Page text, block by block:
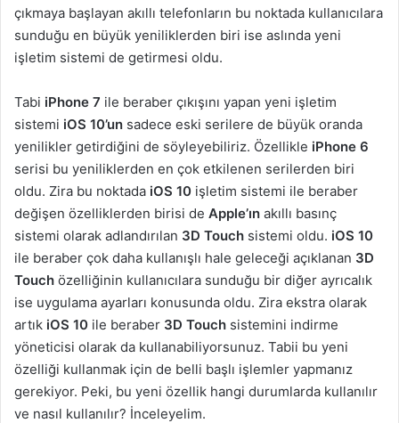
çıkmaya başlayan akıllı telefonların bu noktada kullanıcılara
sunduğu en büyük yeniliklerden biri ise aslında yeni
işletim sistemi de getirmesi oldu.
Tabi iPhone 7 ile beraber çıkışını yapan yeni işletim
sistemi iOS 10’un sadece eski serilere de büyük oranda
yenilikler getirdiğini de söyleyebiliriz. Özellikle iPhone 6
serisi bu yeniliklerden en çok etkilenen serilerden biri
oldu. Zira bu noktada iOS 10 işletim sistemi ile beraber
değişen özelliklerden birisi de Apple’ın akıllı basınç
sistemi olarak adlandırılan 3D Touch sistemi oldu. iOS 10
ile beraber çok daha kullanışlı hale geleceği açıklanan 3D
Touch özelliğinin kullanıcılara sunduğu bir diğer ayrıcalık
ise uygulama ayarları konusunda oldu. Zira ekstra olarak
artık iOS 10 ile beraber 3D Touch sistemini indirme
yöneticisi olarak da kullanabiliyorsunuz. Tabii bu yeni
özelliği kullanmak için de belli başlı işlemler yapmanız
gerekiyor. Peki, bu yeni özellik hangi durumlarda kullanılır
ve nasıl kullanılır? İnceleyelim.